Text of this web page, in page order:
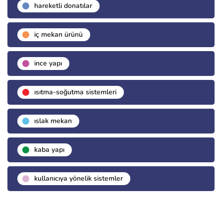
hareketli donatılar
i̇ç mekan ürünü
i̇nce yapı
isıtma-soğutma sistemleri
islak mekan
kaba yapı
kullanıcıya yönelik sistemler